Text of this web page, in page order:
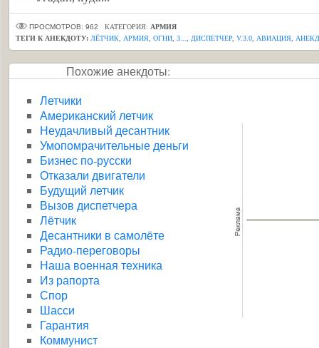
ПРОСМОТРОВ: 962 КАТЕГОРИЯ: АРМИЯ
ТЕГИ К АНЕКДОТУ: ЛЁТЧИК АРМИЯ ОГНИ 3... ДИСПЕТЧЕР V.3.0 АВИАЦИЯ
Похожие анекдоты:
Летчики
Американский летчик
Неудачливый десантник
Умопомрачительные деньги
Бизнес по-русски
Отказали двигатели
Будущий летчик
Вызов диспетчера
Лётчик
Десантники в самолёте
Радио-переговоры
Наша военная техника
Из рапорта
Спор
Шасси
Гарантия
Коммунист